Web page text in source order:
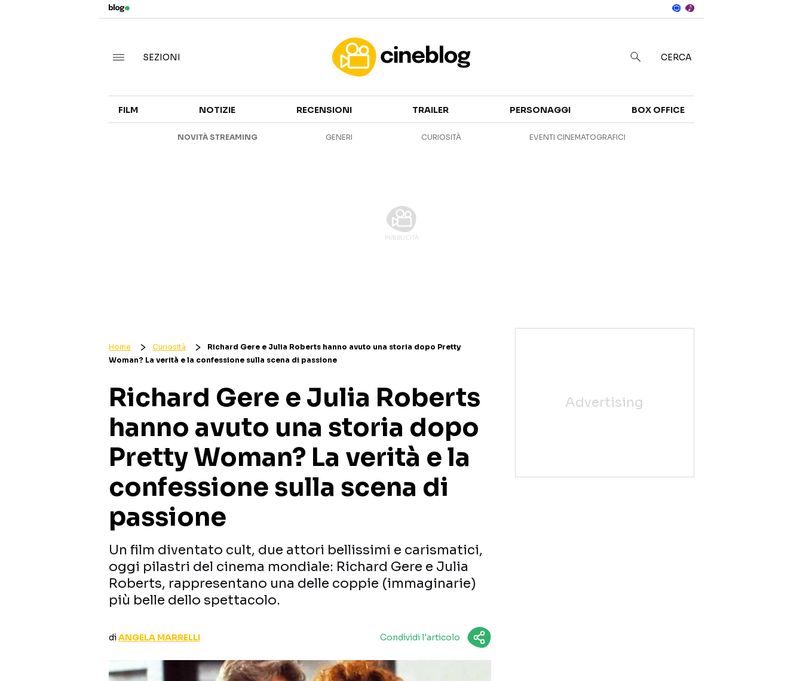
CANALI STREAMING
CURIOSITÀ
SEZIONI CERCA
FILM NOTIZIE RECENSIONI TRAILER PERSONAGGI BOX OFFICE
NOVITÀ STREAMING GENERI CURIOSITÀ EVENTI CINEMATOGRAFICI
Home Curiosità
Richard Gere e Julia Roberts hanno avuto una storia dopo Pretty
Woman? La verità e la confessione sulla scena di passione
Richard Gere e Julia Roberts
hanno avuto una storia dopo
Pretty Woman? La verità e la
confessione sulla scena di
passione
Un film diventato cult, due attori bellissimi e carismatici,
oggi pilastri del cinema mondiale: Richard Gere e Julia
Roberts, rappresentano una delle coppie (immaginarie)
più belle dello spettacolo.
diANGELA MARRELLI Condividi l'articolo